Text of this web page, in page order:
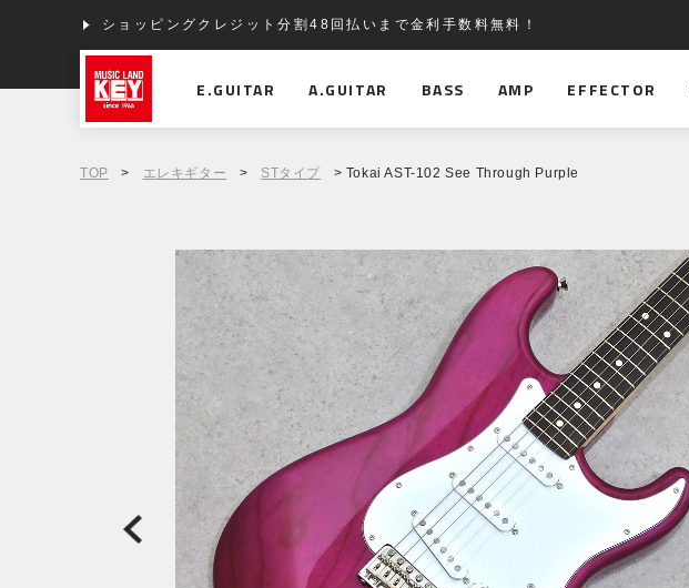
ショッピングクレジット分割48回払いまで金利手数料無料！
E.GUITAR A.GUITAR BASS AMP EFFECTOR
TOP > エレキギター > STタイプ > Tokai AST-102 See Through Purple